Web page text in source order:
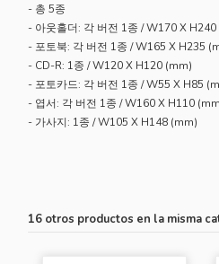
- 총 5종
- 아웃홀더: 각 버전 1종 / W170 X
- 포토북: 각 버전 1종 / W165 X H235
- CD-R: 1종 / W120 X H120 (mm)
- 포토카드: 각 버전 1종 / W55 X H85
- 엽서: 각 버전 1종 / W160 X H110
- 가사지: 1종 / W105 X H148 (mm)
16 otros productos en la misma